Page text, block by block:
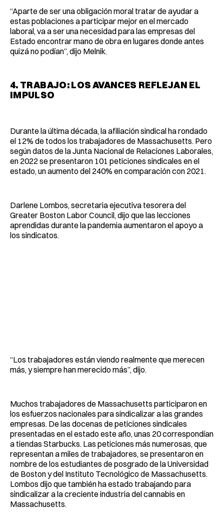
“Aparte de ser una obligación moral tratar de ayudar a
estas poblaciones a participar mejor en el mercado
laboral, va a ser una necesidad para las empresas del
Estado encontrar mano de obra en lugares donde antes
quizá no podían”, dijo Melnik.
4. TRABAJO: LOS AVANCES REFLEJAN EL
IMPULSO
Durante la última década, la afiliación sindical ha rondado
el 12% de todos los trabajadores de Massachusetts. Pero
según datos de la Junta Nacional de Relaciones Laborales,
en 2022 se presentaron 101 peticiones sindicales en el
estado, un aumento del 240% en comparación con 2021.
Darlene Lombos, secretaria ejecutiva tesorera del
Greater Boston Labor Council, dijo que las lecciones
aprendidas durante la pandemia aumentaron el apoyo a
los sindicatos.
“Los trabajadores están viendo realmente que merecen
más, y siempre han merecido más”, dijo.
Muchos trabajadores de Massachusetts participaron en
los esfuerzos nacionales para sindicalizar a las grandes
empresas. De las docenas de peticiones sindicales
presentadas en el estado este año, unas 20 correspondían
a tiendas Starbucks. Las peticiones más numerosas, que
representan a miles de trabajadores, se presentaron en
nombre de los estudiantes de posgrado de la Universidad
de Boston y del Instituto Tecnológico de Massachusetts.
Lombos dijo que también ha estado trabajando para
sindicalizar a la creciente industria del cannabis en
Massachusetts.